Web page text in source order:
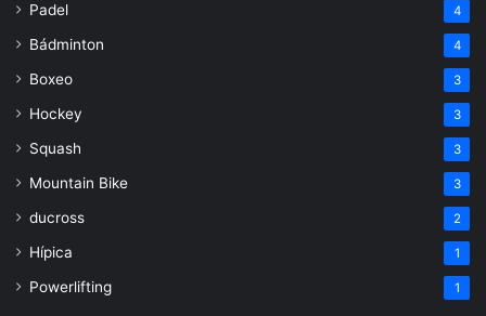
Padel 4
Bádminton 4
Boxeo 3
Hockey 3
Squash 3
Mountain Bike 3
ducross 2
Hípica 1
Powerlifting 1